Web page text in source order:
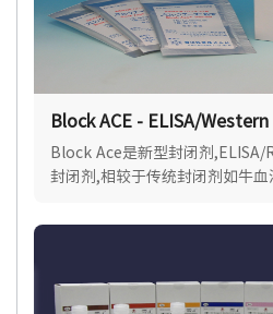
Block ACE - ELISA/
闭剂
Block Ace是新型封闭剂
封闭剂,相较于传统封闭剂如牛
果.